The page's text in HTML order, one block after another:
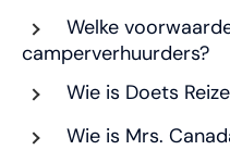
Welke
camperverhuurders?
Wie is Doets
Wie is Mrs.